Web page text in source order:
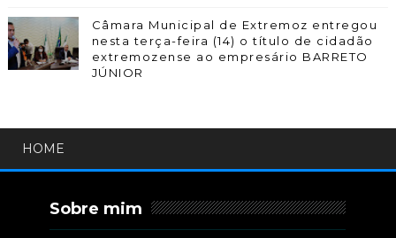
Câmara Municipal de Extremoz entregou
nesta terça-feira (14) o título de cidadão
extremozense ao empresário BARRETO
JÚNIOR
HOME
Sobre mim